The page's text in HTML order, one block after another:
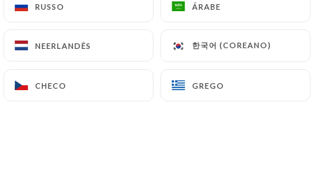
RUSSO ÁRABE
NEERLANDÊS 한국어 (COREANO)
CHECO GREGO
RUSSO ÁRABE
NEERLANDÊS 한국어 (COREANO)
CHECO GREGO